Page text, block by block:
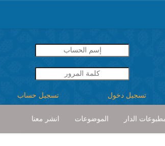
تسجيل دخول تسجيل حساب
الدار الموضوعات
انشر معنا